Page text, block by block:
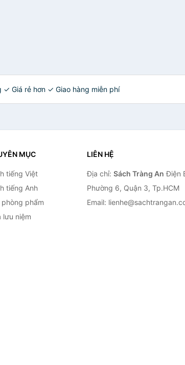
✓ Giá rẻ hơn ✓ Giao hàng miễn phí
MỤC
tiếng Việt
tiếng Anh
phòng phẩm
lưu niệm
LIÊN HỆ
Địa chỉ: Sách Tràng An Điện
Phường 6, Quận 3, Tp.HCM
Email: